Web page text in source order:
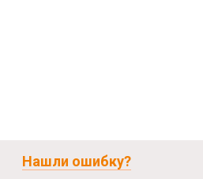
Нашли ошибку?